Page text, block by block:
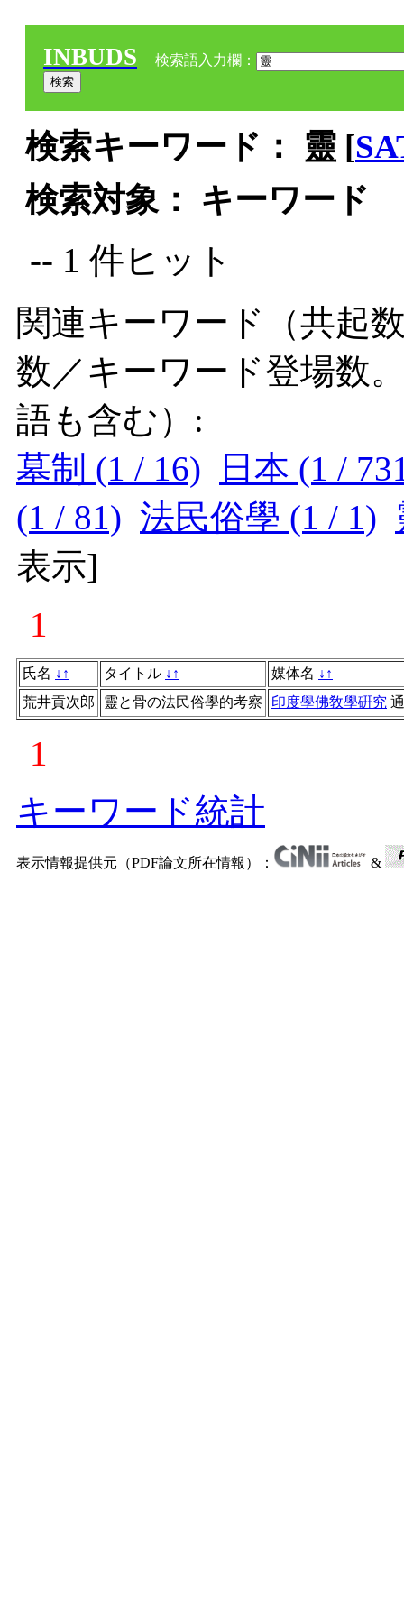
INBUDS 検索語入力欄：
検索キーワード： 靈 [
検索対象： キーワード
-- 1 件ヒット
関連キーワード（共起
数／キーワード登場数
語も含む）:
墓制 (1 / 16)
日本 (1 /
(1 / 81) 法民俗學 (1 / 1)
表示]
1
氏名 ↓ ↑ タイトル ↓ ↑ 媒体名 ↓ ↑
荒井貢次郎
靈と骨の法民俗學的考察 印度學佛敎學硏究
1
キーワード統計
表示情報提供元（PDF論文所在情報）： &